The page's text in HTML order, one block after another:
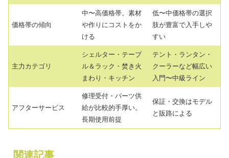
価格帯の傾向
中〜高価格帯。素材
や作りにコストをか
ける
低〜中価格帯の選択
肢が豊富で入手しや
すい
主力カテゴリ
シェルター・テーブ
ル＆ラック・焚き火
まわり・キッチン
テント・ランタン・
クーラーなど幅広い
入門〜中級ライン
アフターサービス
修理受付・パーツ供
給が比較的手厚い。
長期使用前提
保証・交換はモデル
と販路による
関連記事